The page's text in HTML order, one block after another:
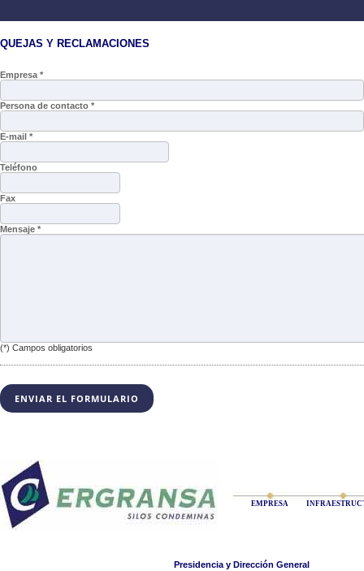
QUEJAS Y RECLAMACIONES
Empresa *
Persona de contacto *
E-mail *
Teléfono
Fax
Mensaje *
(*) Campos obligatorios
EMPRESA
Presidencia y Dirección General